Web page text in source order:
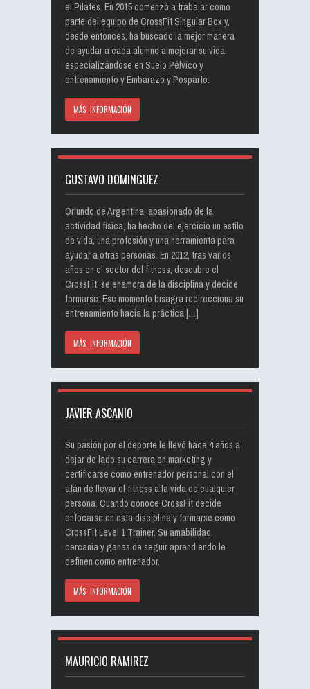
el Pilates. En 2015 comenzó a trabajar como
parte del equipo de CrossFit Singular Box y,
desde entonces, ha buscado la mejor manera
de ayudar a cada alumno a mejorar su vida,
especializándose en Suelo Pélvico y
entrenamiento y Embarazo y Posparto.
MÁS INFORMACIÓN
GUSTAVO DOMINGUEZ
Oriundo de Argentina, apasionado de la
actividad física, ha hecho del ejercicio un estilo
de vida, una profesión y una herramienta para
ayudar a otras personas. En 2012, tras varios
años en el sector del fitness, descubre el
CrossFit, se enamora de la disciplina y decide
formarse. Ese momento bisagra redirecciona su
entrenamiento hacia la práctica […]
MÁS INFORMACIÓN
JAVIER ASCANIO
Su pasión por el deporte le llevó hace 4 años a
dejar de lado su carrera en marketing y
certificarse como entrenador personal con el
afán de llevar el fitness a la vida de cualquier
persona. Cuando conoce CrossFit decide
enfocarse en esta disciplina y formarse como
CrossFit Level 1 Trainer. Su amabilidad,
cercanía y ganas de seguir aprendiendo le
definen como entrenador.
MÁS INFORMACIÓN
MAURICIO RAMIREZ